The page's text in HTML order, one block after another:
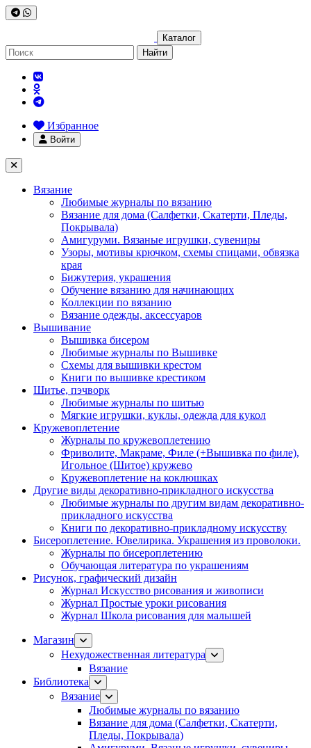
Каталог
Найти
Избранное
Войти
Вязание
Любимые журналы по вязанию
Вязание для дома (Салфетки, Скатерти, Пледы,
Покрывала)
Амигуруми. Вязаные игрушки, сувениры
Узоры, мотивы крючком, схемы спицами, обвязка
края
Бижутерия, украшения
Обучение вязанию для начинающих
Коллекции по вязанию
Вязание одежды, аксессуаров
Вышивание
Вышивка бисером
Любимые журналы по Вышивке
Схемы для вышивки крестом
Книги по вышивке крестиком
Шитье, пэчворк
Любимые журналы по шитью
Мягкие игрушки, куклы, одежда для кукол
Кружевоплетение
Журналы по кружевоплетению
Фриволите, Макраме, Филе (+Вышивка по филе),
Игольное (Шитое) кружево
Кружевоплетение на коклюшках
Другие виды декоративно-прикладного искусства
Любимые журналы по другим видам декоративно-
прикладного искусства
Книги по декоративно-прикладному искусству
Бисероплетение. Ювелирика. Украшения из проволоки.
Журналы по бисероплетению
Обучающая литература по украшениям
Рисунок, графический дизайн
Журнал Искусство рисования и живописи
Журнал Простые уроки рисования
Журнал Школа рисования для малышей
Магазин
Нехудожественная литература
Вязание
Библиотека
Вязание
Любимые журналы по вязанию
Вязание для дома (Салфетки, Скатерти,
Пледы, Покрывала)